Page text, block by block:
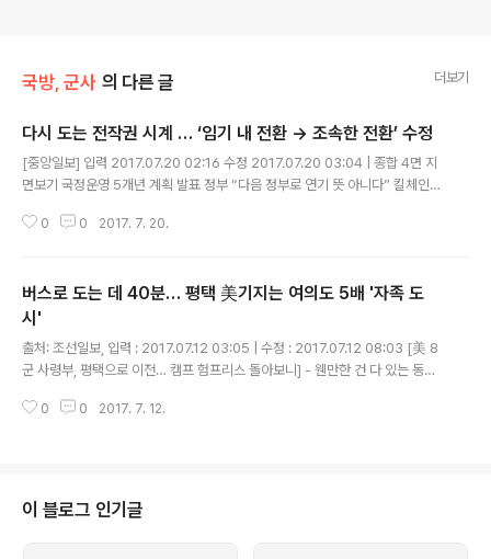
국방, 군사 의 다른 글 더보기
다시 도는 전작권 시계 … ‘임기 내 전환 → 조속한 전환’ 수정
[중앙일보] 입력 2017.07.20 02:16 수정 2017.07.20 03:04 | 종합 4면 지
면보기 국정운영 5개년 계획 발표 정부 “다음 정부로 연기 뜻 아니다” 킬체인·K
말까지 마련키로 야당 “전작권 전환 서둘지 말아야” 전시작전..
0 0 2017. 7. 20.
버스로 도는 데 40분… 평택 美기지는 여의도 5배 '자족 도
시'
출처: 조선일보, 입력 : 2017.07.12 03:05 | 수정 : 2017.07.12 08:03 [美 8
군 사령부, 평택으로 이전… 캠프 험프리스 돌아보니] - 웬만한 건 다 있는 동북
력·물자수송 철도 기지도 갖춰 - 대구·부산 軍需, 평택 작전 허브 주한..
0 0 2017. 7. 12.
이 블로그 인기글